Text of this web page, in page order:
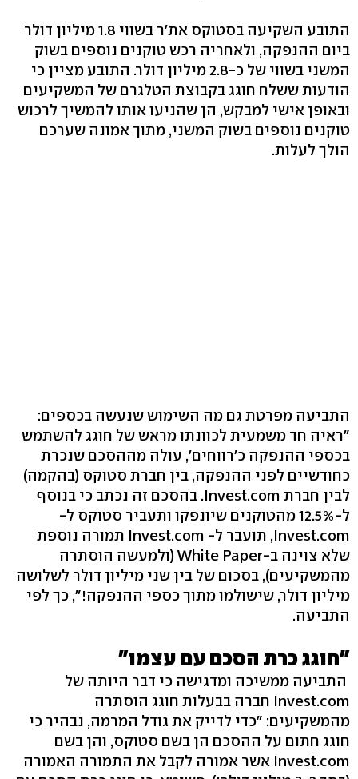
התובע השקיעה בסטוקס את'ר בשווי 1.8 מיליון דולר
ביום ההנפקה, ולאחריה רכש טוקנים נוספים בשוק
המשני בשווי של כ-2.8 מיליון דולר. התובע מציין כי
הודעות ששלח חוגג בקבוצת הטלגרם של המשקיעים
ובאופן אישי למבקש, הן שהניעו אותו להמשיך לרכוש
טוקנים נוספים בשוק המשני, מתוך אמונה שערכם
הולך לעלות.
התביעה מפרטת גם מה השימוש שנעשה בכספים:
"ראיה חד משמעית לכוונתו מראש של חוגג להשתמש
בכספי ההנפקה כ'רווחים', עולה מההסכם שנכרת
כחודשיים לפני ההנפקה, בין חברת סטוקס (בהקמה)
לבין חברת Invest.com. בהסכם זה נכתב כי בנוסף
ל-12.5% מהטוקנים שיונפקו ותעביר סטוקס ל-
Invest.com, תועבר ל- Invest.com תמורה נוספת
שלא צוינה ב-White Paper (ולמעשה הוסתרה
מהמשקיעים), בסכום של בין שני מיליון דולר לשלושה
מיליון דולר, שישולמו מתוך כספי ההנפקה!", כך לפי
התביעה.
"חוגג כרת הסכם עם עצמו"
התביעה ממשיכה ומדגישה כי דבר היותה של
Invest.com חברה בבעלות חוגג הוסתרה
מהמשקיעים: "כדי לדייק את גודל המרמה, נבהיר כי
חוגג חתום על ההסכם הן בשם סטוקס, והן בשם
Invest.com אשר אמורה לקבל את התמורה האמורה